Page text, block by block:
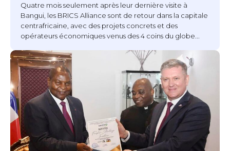
Quatre mois seulement après leur dernière visite à
Bangui, les BRICS Alliance sont de retour dans la capitale
centrafricaine, avec des projets concrets et des
opérateurs économiques venus des 4 coins du globe...